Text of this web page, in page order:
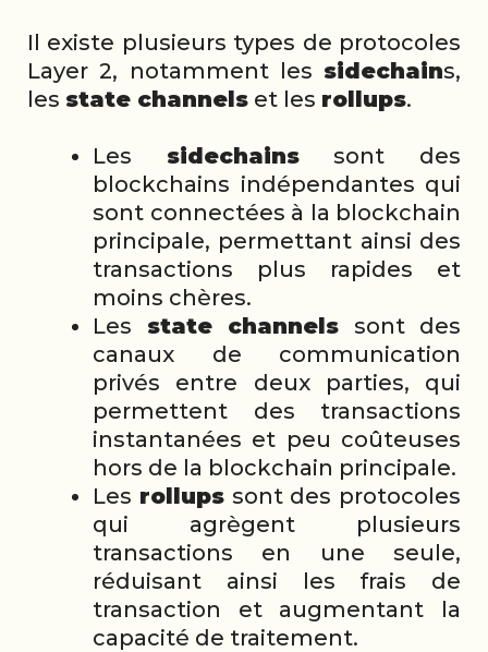
Il existe plusieurs types de protocoles
Layer 2, notamment les sidechains,
les state channels et les rollups.
Les sidechainssont des
blockchains indépendantes qui
sont connectées à la blockchain
principale, permettant ainsi des
transactions plus rapides et
moins chères.
Les state channels sont des
canaux de communication
privés entre deux parties, qui
permettent des transactions
instantanées et peu coûteuses
hors de la blockchain principale.
Les rollupssont des protocoles
qui agrègent plusieurs
transactions en une seule,
réduisant ainsi les frais de
transaction et augmentant la
capacité de traitement.